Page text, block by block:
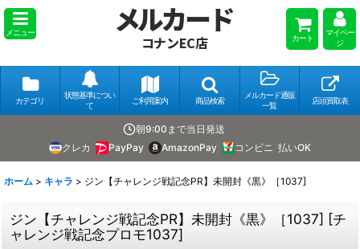
メニュー メルカード
コナンEC店 カート
マイペー
ジ
カテゴリ
状態基準につい
て
ご利用案内 商品検索
メルカード通販
一覧
店頭買取表
朝9:00まで当日発送
クレカ
PayPay AmazonPay コンビニ 払いOK
ホーム > キャラ > ジン【チャレンジ戦記念PR】未開封《黒》［1037]
ジン【チャレンジ戦記念PR】未開封《黒》［1037] [チ
ャレンジ戦記念プロモ1037]